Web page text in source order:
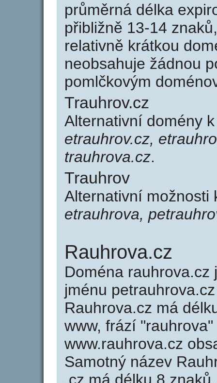
průměrná délka
přibližně 13-14
relativně krátkou
neobsahuje žádnou
pomlčkovým
Trauhrov.cz
Alternativní domény
etrauhrov.cz,
trauhrova.cz.
Trauhrov
Alternativní
etrauhrova,
Rauhrova.cz
Doména rauhrova.cz
jménu
Rauhrova.cz má
www, frází
www.rauhrova.cz
Samotný název